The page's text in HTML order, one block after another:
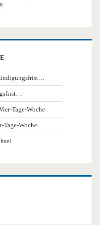
Tage-Woche
Tage-Woche